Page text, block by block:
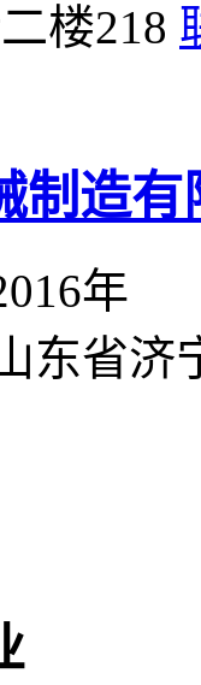
楼218
制造有
年
东省济